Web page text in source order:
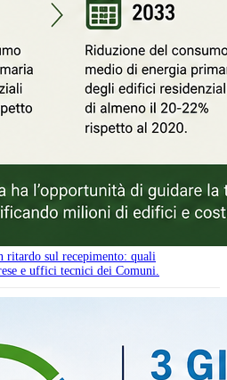
ritardo sul recepimento: quali
e uffici tecnici dei Comuni.